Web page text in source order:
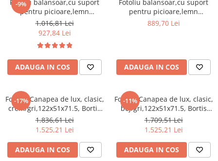
-9%
Fotoliu balansoar,cu suport
pentru picioare,lemn
mesteacan, stofa/textil gri ,cu
perna,Bortis
1.016,81 Lei
927,84 Lei
ADAUGA IN COS
Fotoliu balansoar,cu suport
pentru picioare,lemn
mesteacan, stofa/textil maro
889,70 Lei
ADAUGA IN COS
-17%
Fotoliu/Canapea de lux, clasic,
crem/gri,122x51x71.5, Bortis
Impex
1.836,61 Lei
1.525,21 Lei
ADAUGA IN COS
-11%
Fotoliu/Canapea de lux, clasic,
bej/gri,122x51x71.5, Bortis
Impex
1.709,51 Lei
1.525,21 Lei
ADAUGA IN COS